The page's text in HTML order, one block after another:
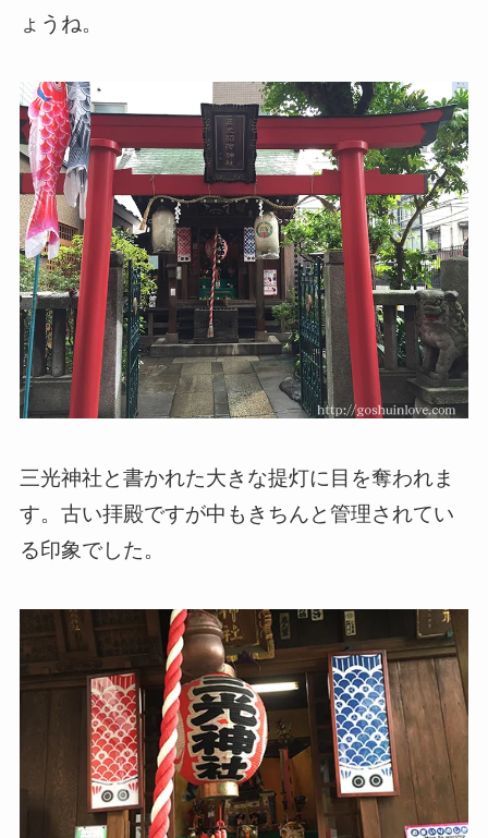
ょうね。
三光神社と書かれた大きな提灯に目を奪われま
す。古い拝殿ですが中もきちんと管理されてい
る印象でした。